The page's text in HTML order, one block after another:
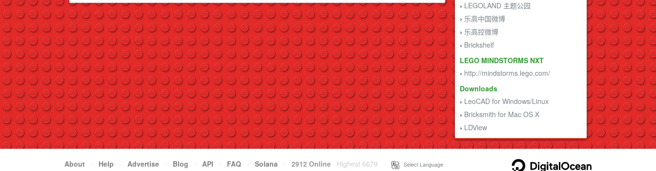
› LEGOLAND 主题公园
› 乐高中国微博
› 乐高控微博
› Brickshelf
LEGO MINDSTORMS NXT
› http://mindstorms.lego.com/
Downloads
› LeoCAD for Windows/Linux
› Bricksmith for Mac OS X
› LDView
About · Help · Advertise · Blog · API · FAQ · Solana · 2912 Online Highest 6679 Select Language